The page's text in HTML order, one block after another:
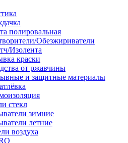
полировальная
Обезжириватели
Изолента
краски
от ржавчины
и защитные материалы
стекл
зимние
летние
воздуха